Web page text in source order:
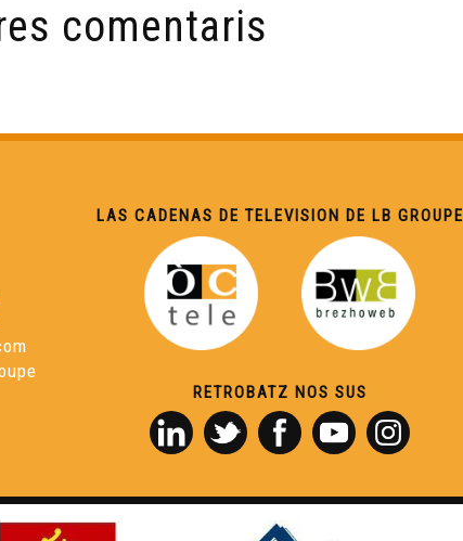
comentaris
LAS CADENAS DE TELEVISION DE LB GROUPE
RETROBATZ NOS SUS